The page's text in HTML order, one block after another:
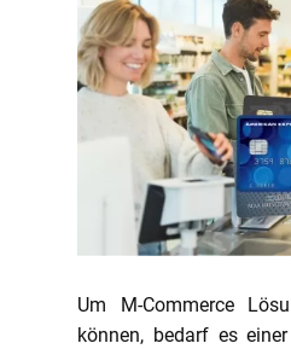
Um M-Commerce
können, bedarf es